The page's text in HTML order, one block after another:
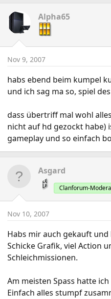
Alpha65
Nov 9, 2007
habs ebend beim kumpel
und ich sag ma so, spiel
dass übertriff mal wohl
nicht auf hd gezockt habe)
gameplay und so einfach
Asgard
Clanforum-
Nov 10, 2007
Habs mir auch gekauft
Schicke Grafik, viel Action
Schleichmissionen.
Am meisten Spass hatte
Einfach alles stumpf